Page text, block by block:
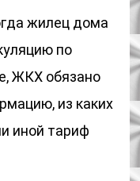
жилец дома
по
ЖКХ обязано
из каких
иной тариф